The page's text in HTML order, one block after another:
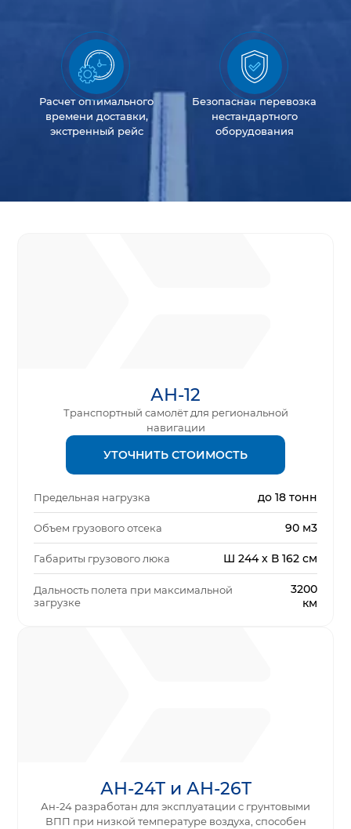
Расчет оптимального
времени доставки,
экстренный рейс
Безопасная перевозка
нестандартного
оборудования
АН-12
Транспортный самолёт для региональной
навигации
УТОЧНИТЬ СТОИМОСТЬ
Предельная нагрузка до 18 тонн
Объем грузового отсека 90 м3
Габариты грузового люка Ш 244 x В 162 см
Дальность полета при максимальной
загрузке
3200
км
АН-24Т и АН-26Т
Ан-24 разработан для эксплуатации с грунтовыми
ВПП при низкой температуре воздуха, способен